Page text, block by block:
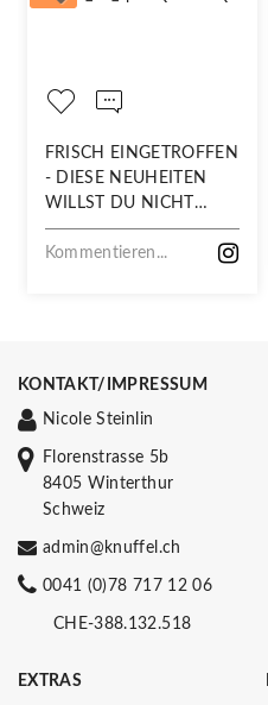
FRISCH EINGETROFFEN
- DIESE NEUHEITEN
WILLST DU NICHT
VERPASSEN!
Kommentieren...
KONTAKT/IMPRESSUM
Nicole Steinlin
Florenstrasse 5b
8405 Winterthur
Schweiz
admin@knuffel.ch
0041 (0)78 717 12 06
CHE-388.132.518
EXTRAS